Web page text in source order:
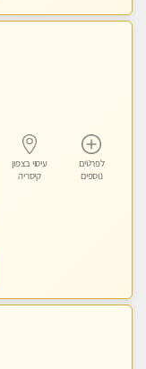
לפרטים
נוספים
עיסוי בצפון
קיסריה